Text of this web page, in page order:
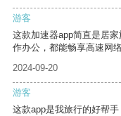
游客
这款加速器app简直是居
作办公，都能畅享高速网
2024-09-20
游客
这款app是我旅行的好帮